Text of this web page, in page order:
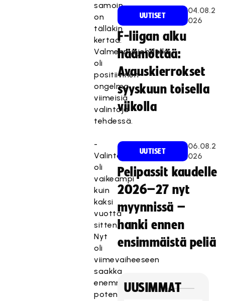
samoin
on
tälläkin
kertaa.
Valmennusjohdolla
oli
positiivinen
ongelma
viimeisiä
valintoja
tehdessä.
-
Valintatilanne
oli
vaikeampi
kuin
kaksi
vuotta
sitten.
Nyt
oli
viimevaiheeseen
saakka
enemmän
potentiaalisia
UUTISET
04.08.2
026
F-liigan alku
häämöttää:
Avauskierrokset
syyskuun toisella
viikolla
UUTISET
06.08.2
026
Pelipassit kaudelle
2026–27 nyt
myynnissä –
hanki ennen
ensimmäistä peliä
UUSIMMAT